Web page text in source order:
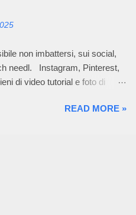
un rettangolo di maglia dal
varie parti per poi assemblarle.
metalli, dalla produzione di
autonomo, è diffuso fin
Le tecniche di
elaborate in un lento processo,
giunge alle tecniche di fusione,
nella realizzazione di
Ho selezionato 5 opere, di
in qualche modo hann...
non imbattersi, sui social,
needl. Instagram, Pinterest,
di video tutorial e foto di
da realizzare. Oggi, la
risuonano con una nuova
mondo stanno sperimentando
needle, come hobby,
READ MORE »